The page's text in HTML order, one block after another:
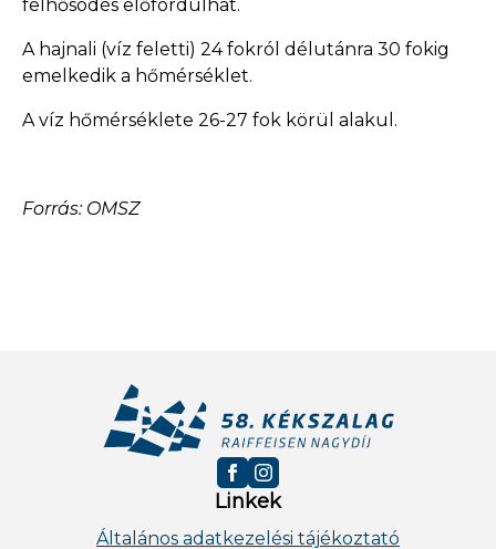
felhősödés előfordulhat.
A hajnali (víz feletti) 24 fokról délutánra 30 fokig
emelkedik a hőmérséklet.
A víz hőmérséklete 26-27 fok körül alakul.
Forrás: OMSZ
Linkek
Általános adatkezelési tájékoztató